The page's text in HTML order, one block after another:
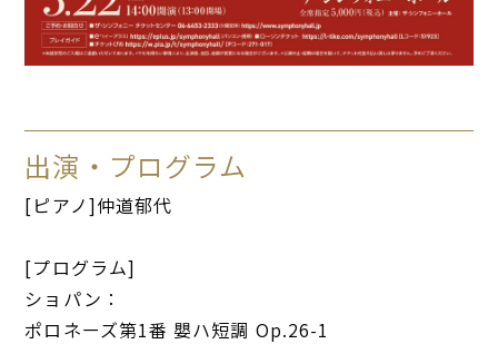
出演・プログラム
[ピアノ]仲道郁代
[プログラム]
ショパン：
ポロネーズ第1番 嬰ハ短調 Op.26-1